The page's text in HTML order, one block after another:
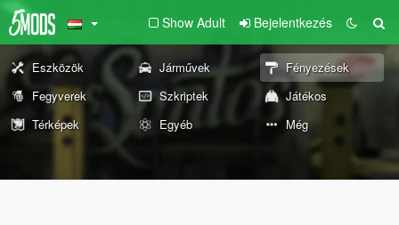
Show Adult Bejelentkezés
Eszközök Járművek
Fényezések
Fegyverek
Szkriptek
Játékos
Térképek
Egyéb Még